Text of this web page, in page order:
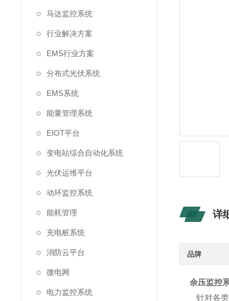
详
品牌
余压监控
针对各
马达监控系统
行业解决方案
EMS行业方案
分布式光伏系统
EMS系统
能量管理系统
EIOT平台
变电站综合自动化系统
光伏运维平台
动环监控系统
能耗管理
充电桩系统
消防云平台
微电网
电力监控系统